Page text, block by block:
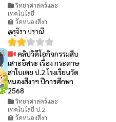
วิทยาศาสตร์และ
เทคโนโลยี
🏫 วัดหนองสีงา
@รุจิรา ปราณี
คลิปวิดีโอกิจกรรมสืบ
เสาะอิสระ เรื่อง กระดาษ
สาใบเตย ป.2 โรงเรียนวัด
หนองสีงาฯ ปีการศึกษา
2568
วิทยาศาสตร์และ
เทคโนโลยี ป.2
🏫 วัดหนองสีงา